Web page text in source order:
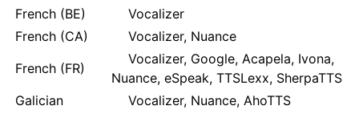
French (BE)
Vocalizer
French (CA)
Vocalizer, Nuance
French (FR)
Vocalizer, Google, Acapela, Ivona,
Nuance, eSpeak, TTSLexx, SherpaTTS
Galician
Vocalizer, Nuance, AhoTTS